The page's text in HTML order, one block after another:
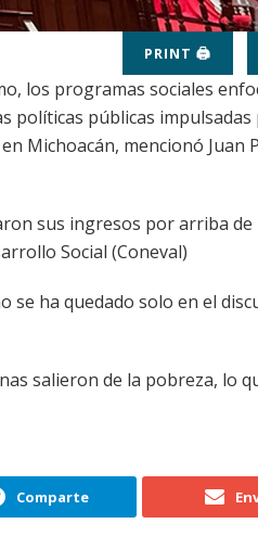
PRINT 🖨
los programas sociales
políticas públicas
Michoacán, mencionó Juan
sus ingresos por arriba de
Social (Coneval)
se ha quedado solo en el
salieron de la pobreza, lo
Comparte